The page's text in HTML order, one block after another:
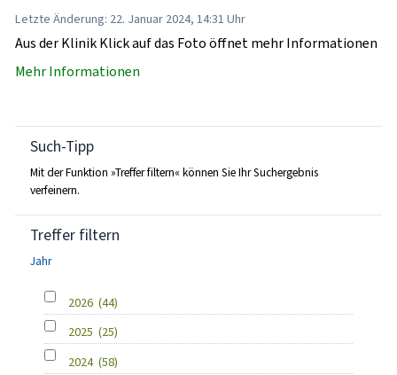
Letzte Änderung: 22. Januar 2024, 14:31 Uhr
Aus der Klinik Klick auf das Foto öffnet mehr Informationen
Mehr Informationen
Such-Tipp
Mit der Funktion »Treffer filtern« können Sie Ihr Suchergebnis
verfeinern.
Treffer filtern
Jahr
2026 (44)
2025 (25)
2024 (58)